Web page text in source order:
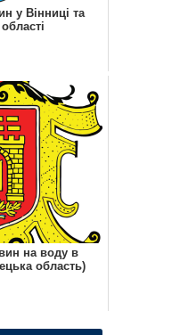
у Вінниці та
на воду в
область)